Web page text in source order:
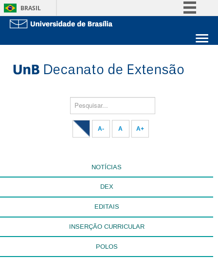
BRASIL
Acesso à informação
Estude na UnB
Pesquisar...
A- A A+
NOTÍCIAS
DEX
EDITAIS
INSERÇÃO CURRICULAR
POLOS